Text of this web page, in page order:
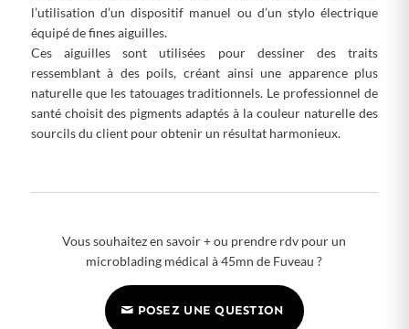
l’utilisation d’un dispositif manuel ou d’un stylo électrique
équipé de fines aiguilles.
Ces aiguilles sont utilisées pour dessiner des traits
ressemblant à des poils, créant ainsi une apparence plus
naturelle que les tatouages traditionnels. Le professionnel de
santé choisit des pigments adaptés à la couleur naturelle des
sourcils du client pour obtenir un résultat harmonieux.
Vous souhaitez en savoir + ou prendre rdv pour un
microblading médical à 45mn de Fuveau ?
POSEZ UNE QUESTION